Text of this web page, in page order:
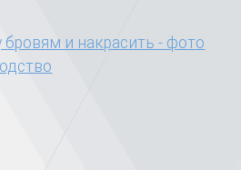
и накрасить - фото